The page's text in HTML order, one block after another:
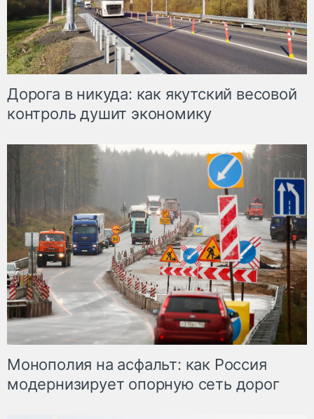
Дорога в никуда: как якутский весовой
контроль душит экономику
Монополия на асфальт: как Россия
модернизирует опорную сеть дорог